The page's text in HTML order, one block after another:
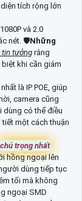
tích rộng lớn
và 2.0
nét. 🛡Những
tin tưởng rằng
khi cần giám
là IP POE, giúp
camera cũng
dùng có thể điều
một cách thuận
chú trọng nhất
hồng ngoại lên
dùng tiếp tục
tối mà không
ngoại SMD